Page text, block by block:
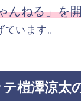
んねる」を
います。
榿澤涼太